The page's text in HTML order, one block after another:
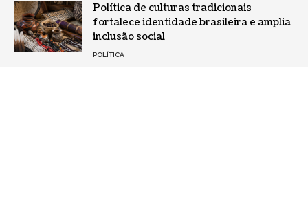
Política de culturas tradicionais
fortalece identidade brasileira e amplia
inclusão social
POLÍTICA